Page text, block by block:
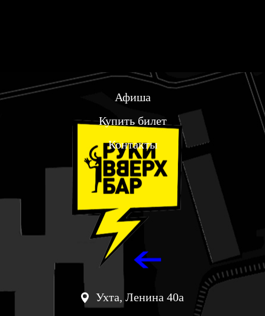
Афиша
Купить билет
Контакты
Ухта, Ленина 40а